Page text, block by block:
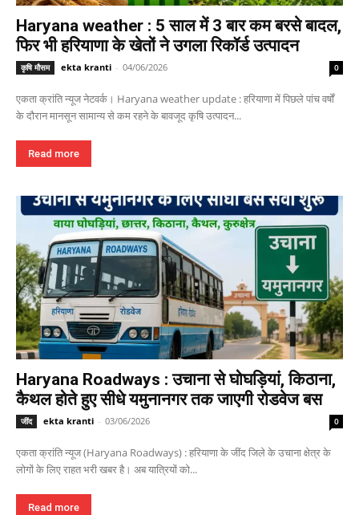
Haryana weather : 5 साल में 3 बार कम बरसे बादल,
फिर भी हरियाणा के खेतों ने उगला रिकॉर्ड उत्पादन
कृषि मौसम ekta kranti - 04/06/2026 0
एकता क्रांति न्यूज नेटवर्क। Haryana weather update : हरियाणा में पिछले पांच वर्षों
के दौरान मानसून सामान्य से कम रहने के बावजूद कृषि उत्पादन...
Read more
Haryana Roadways : उचाना से घोघड़ियां, किठाना,
कैथल होते हुए सीधे यमुनानगर तक जाएगी रोडवेज बस
जींद ekta kranti - 03/06/2026 0
एकता क्रांति न्यूज (Haryana Roadways) : हरियाणा के जींद जिले के उचाना क्षेत्र के
लोगों के लिए राहत भरी खबर है। अब यात्रियों को...
Read more